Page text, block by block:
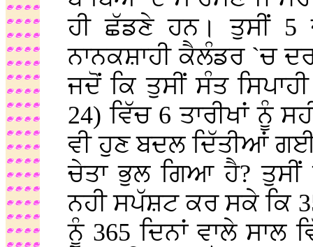
ਹੀ ਛੱਡਣੇ ਹਨ। ਤੁਸੀਂ 5
ਨਾਨਕਸ਼ਾਹੀ ਕੈਲੰਡਰ `ਚ
ਜਦੋਂ ਕਿ ਤੁਸੀਂ ਸੰਤ
24) ਵਿੱਚ 6 ਤਾਰੀਖਾਂ ਨੂੰ
ਵੀ ਹੁਣ ਬਦਲ ਦਿੱਤੀਆਂ
ਚੇਤਾ ਭੁਲ ਗਿਆ ਹੈ? ਤੁਸੀਂ
ਨਹੀ ਸਪੱਸ਼ਟ ਕਰ ਸਕੇ ਕਿ
ਨੂੰ 365 ਦਿਨਾਂ ਵਾਲੇ ਸਾਲ